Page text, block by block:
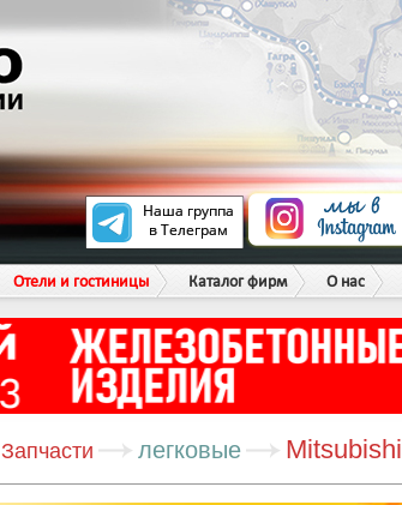
Отели и гостиницы Каталог фирм О нас
Запчасти легковые Mitsubishi